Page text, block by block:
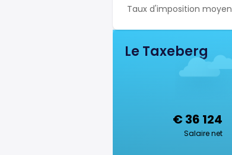
Taux d'imposition moyen
Le Taxeberg
€ 36 124
Salaire net